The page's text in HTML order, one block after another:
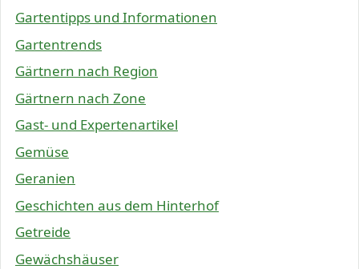
Gartentipps und Informationen
Gartentrends
Gärtnern nach Region
Gärtnern nach Zone
Gast- und Expertenartikel
Gemüse
Geranien
Geschichten aus dem Hinterhof
Getreide
Gewächshäuser